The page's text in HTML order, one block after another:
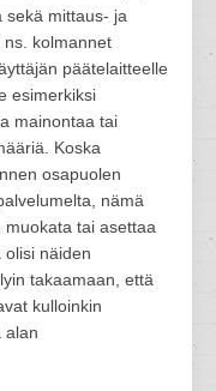
sekä mittaus- ja
kolmannet
päätelaitteelle
esimerkiksi
mainontaa tai
Koska
osapuolen
nämä
tai asettaa
olisi näiden
takaamaan, että
kulloinkin
alan